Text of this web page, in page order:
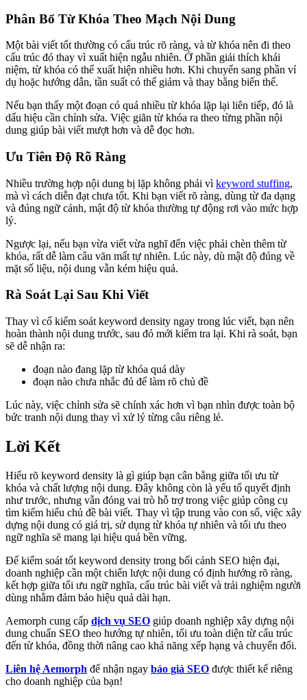
Phân Bổ Từ Khóa Theo Mạch Nội Dung
Một bài viết tốt thường có cấu trúc rõ ràng, và từ khóa nên đi theo
cấu trúc đó thay vì xuất hiện ngẫu nhiên. Ở phần giải thích khái
niệm, từ khóa có thể xuất hiện nhiều hơn. Khi chuyển sang phần ví
dụ hoặc hướng dẫn, tần suất có thể giảm và thay bằng biến thể.
Nếu bạn thấy một đoạn có quá nhiều từ khóa lặp lại liên tiếp, đó là
dấu hiệu cần chỉnh sửa. Việc giãn từ khóa ra theo từng phần nội
dung giúp bài viết mượt hơn và dễ đọc hơn.
Ưu Tiên Độ Rõ Ràng
Nhiều trường hợp nội dung bị lặp không phải vì keyword stuffing,
mà vì cách diễn đạt chưa tốt. Khi bạn viết rõ ràng, dùng từ đa dạng
và đúng ngữ cảnh, mật độ từ khóa thường tự động rơi vào mức hợp
lý.
Ngược lại, nếu bạn vừa viết vừa nghĩ đến việc phải chèn thêm từ
khóa, rất dễ làm câu văn mất tự nhiên. Lúc này, dù mật độ đúng về
mặt số liệu, nội dung vẫn kém hiệu quả.
Rà Soát Lại Sau Khi Viết
Thay vì cố kiểm soát keyword density ngay trong lúc viết, bạn nên
hoàn thành nội dung trước, sau đó mới kiểm tra lại. Khi rà soát, bạn
sẽ dễ nhận ra:
đoạn nào đang lặp từ khóa quá dày
đoạn nào chưa nhắc đủ để làm rõ chủ đề
Lúc này, việc chỉnh sửa sẽ chính xác hơn vì bạn nhìn được toàn bộ
bức tranh nội dung thay vì xử lý từng câu riêng lẻ.
Lời Kết
Hiểu rõ keyword density là gì giúp bạn cân bằng giữa tối ưu từ
khóa và chất lượng nội dung. Đây không còn là yếu tố quyết định
như trước, nhưng vẫn đóng vai trò hỗ trợ trong việc giúp công cụ
tìm kiếm hiểu chủ đề bài viết. Thay vì tập trung vào con số, việc xây
dựng nội dung có giá trị, sử dụng từ khóa tự nhiên và tối ưu theo
ngữ nghĩa sẽ mang lại hiệu quả bền vững.
Để kiểm soát tốt keyword density trong bối cảnh SEO hiện đại,
doanh nghiệp cần một chiến lược nội dung có định hướng rõ ràng,
kết hợp giữa tối ưu ngữ nghĩa, cấu trúc bài viết và trải nghiệm người
dùng nhằm đảm bảo hiệu quả dài hạn.
Aemorph cung cấp dịch vụ SEO giúp doanh nghiệp xây dựng nội
dung chuẩn SEO theo hướng tự nhiên, tối ưu toàn diện từ cấu trúc
đến từ khóa, đồng thời nâng cao khả năng xếp hạng và chuyển đổi.
Liên hệ Aemorph để nhận ngay báo giá SEO được thiết kế riêng
cho doanh nghiệp của bạn!